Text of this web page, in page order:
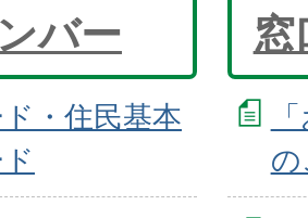
バー
・住民基本
窓